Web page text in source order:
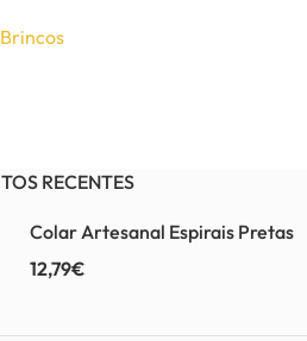
Brincos
RECENTES
Colar Artesanal Espirais Pretas
12,79€